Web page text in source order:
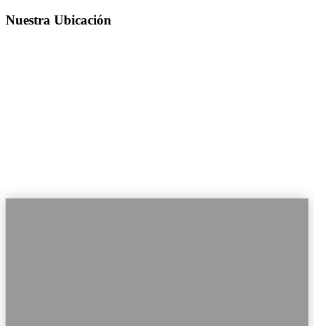
Nuestra Ubicación